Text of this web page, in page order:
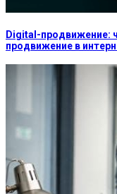
Digital-продвижение:
продвижение в